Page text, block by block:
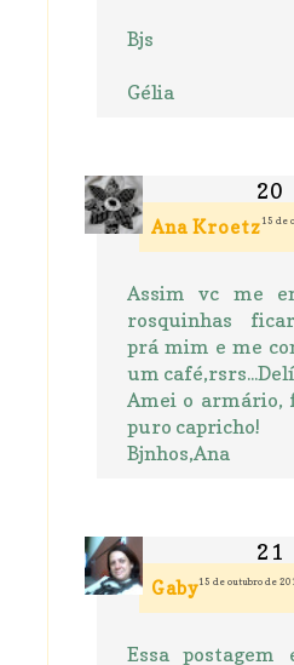
Bjs
Gélia
Ana Kroetz 15 de
Assim vc me
rosquinhas
prá mim e me
um
Amei o armário,
puro capricho!
Bjnhos,Ana
Gaby15 de outubro de
Essa postagem